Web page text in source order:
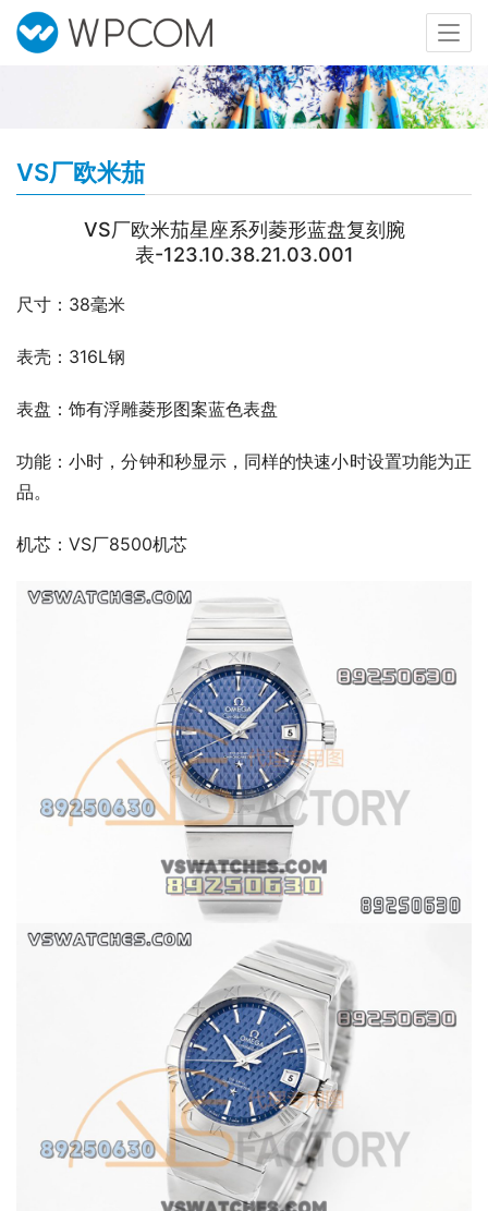
VS厂欧米茄
VS厂欧米茄星座系列菱形蓝盘复刻腕
表-123.10.38.21.03.001
尺寸：38毫米
表壳：316L钢
表盘：饰有浮雕菱形图案蓝色表盘
功能：小时，分钟和秒显示，同样的快速小时设置功能为正
品。
机芯：VS厂8500机芯